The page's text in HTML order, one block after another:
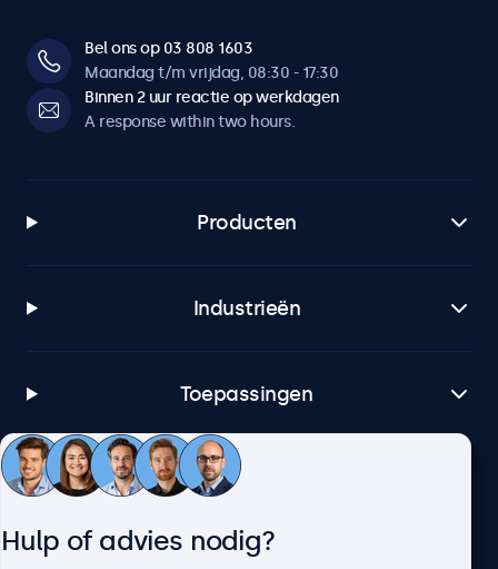
HDMI uitgang
1x
USB-A
SDI ingang (3G)
AUX uitgang (3.5mm)
Mechanisch
Afmetingen (zonder voetsteun)
511 x 479 x 43 mm
479 x 270 mm
Bel ons op 03 808 1603
Maandag t/m vrijdag, 08:30 - 17:30
Binnen 2 uur reactie op werkdagen
A response within two hours.
Producten
Industrieën
Toepassingen
Klantenservice
Hulp of advies nodig?